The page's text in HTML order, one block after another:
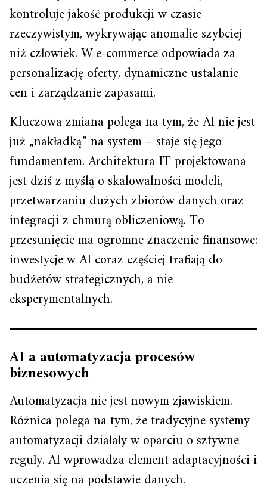
kontroluje jakość produkcji w czasie
rzeczywistym, wykrywając anomalie szybciej
niż człowiek. W e-commerce odpowiada za
personalizację oferty, dynamiczne ustalanie
cen i zarządzanie zapasami.
Kluczowa zmiana polega na tym, że AI nie jest
już „nakładką” na system – staje się jego
fundamentem. Architektura IT projektowana
jest dziś z myślą o skalowalności modeli,
przetwarzaniu dużych zbiorów danych oraz
integracji z chmurą obliczeniową. To
przesunięcie ma ogromne znaczenie finansowe:
inwestycje w AI coraz częściej trafiają do
budżetów strategicznych, a nie
eksperymentalnych.
AI a automatyzacja procesów
biznesowych
Automatyzacja nie jest nowym zjawiskiem.
Różnica polega na tym, że tradycyjne systemy
automatyzacji działały w oparciu o sztywne
reguły. AI wprowadza element adaptacyjności i
uczenia się na podstawie danych.